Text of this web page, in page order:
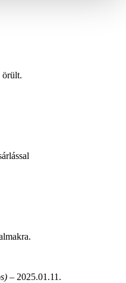
örült.
– 2025.01.11.